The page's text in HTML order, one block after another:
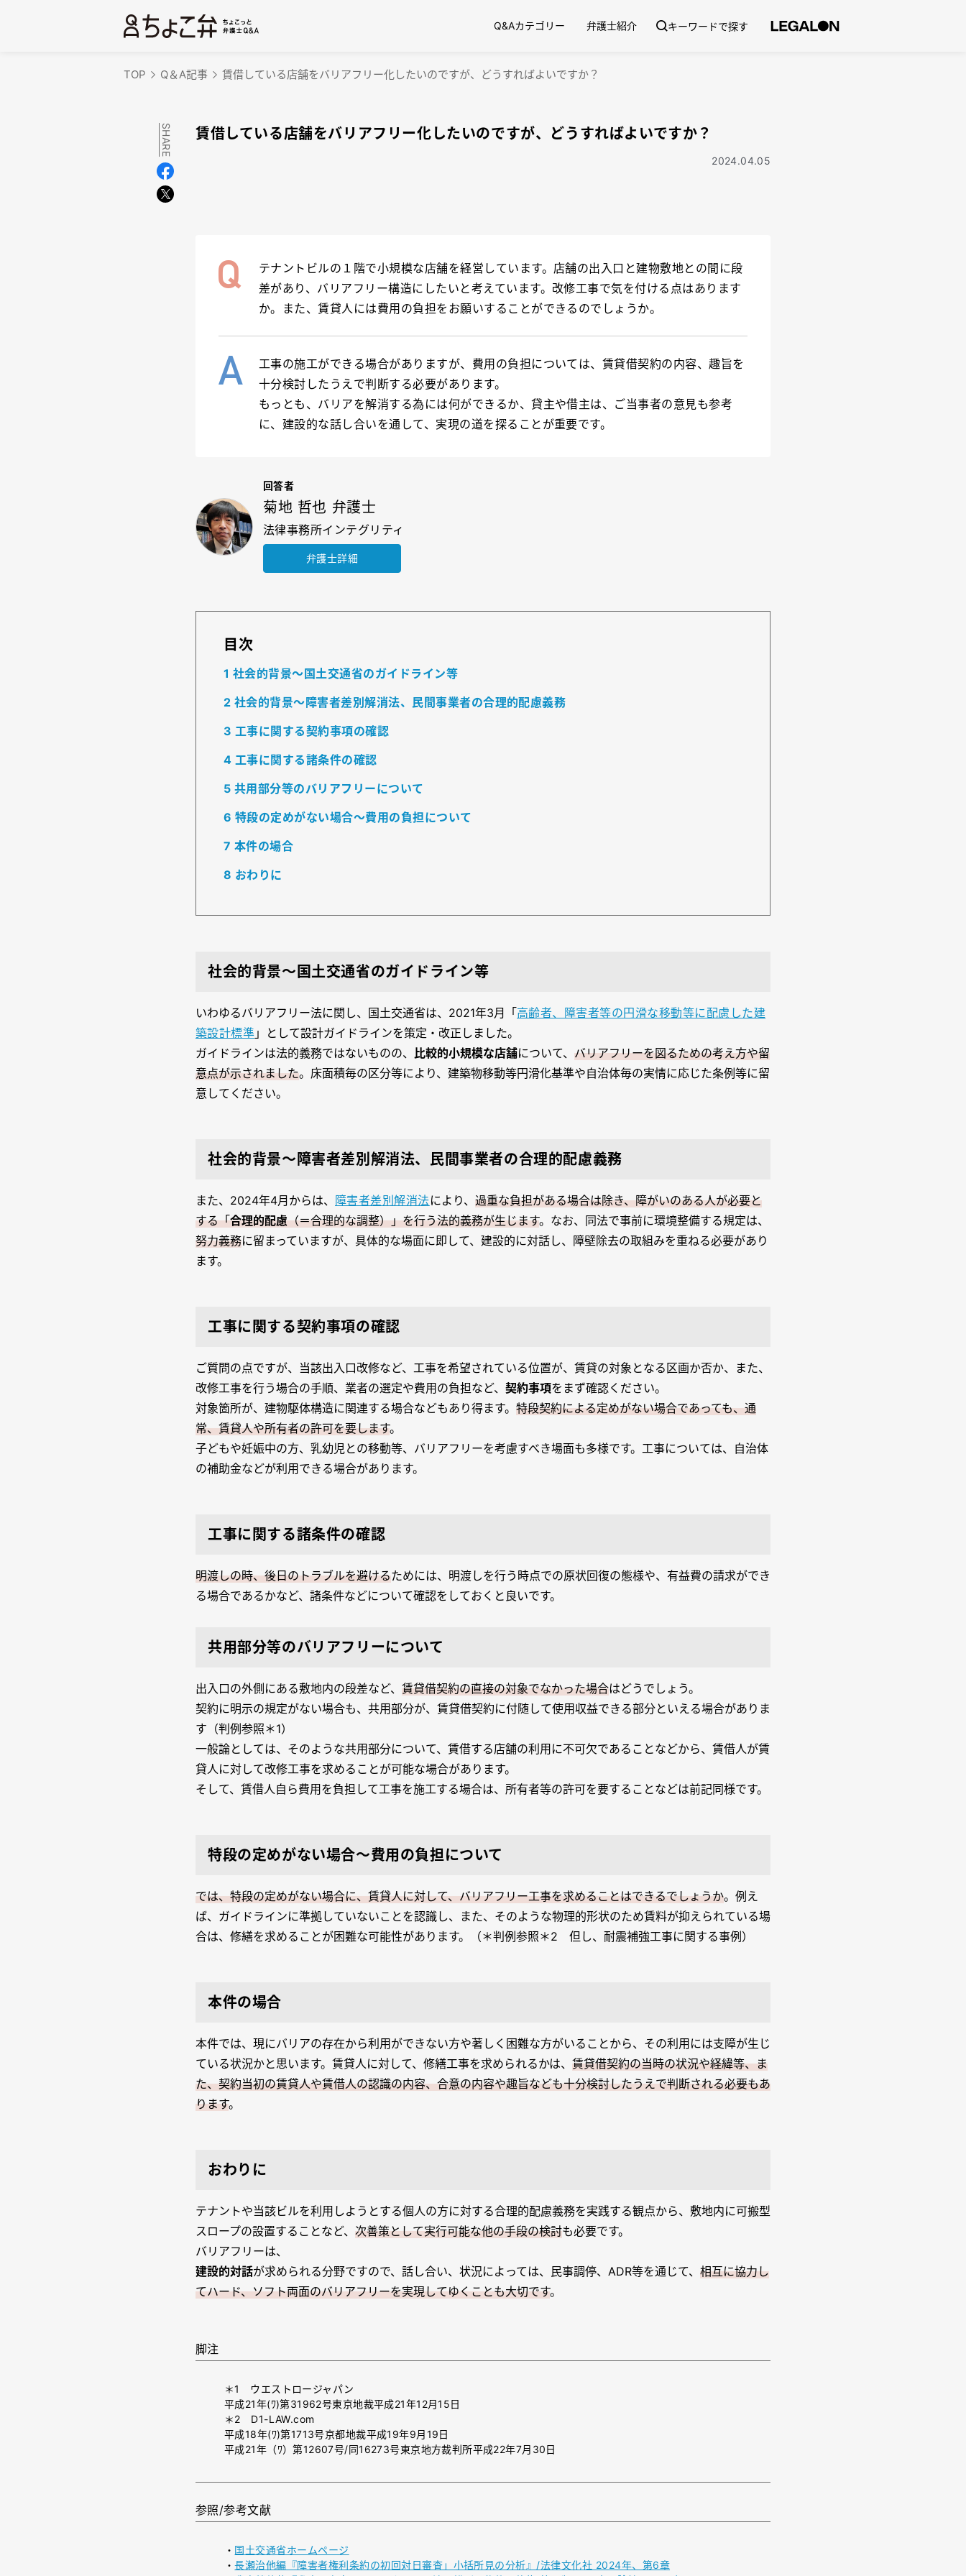
Q&Aカテゴリー 弁護士紹介 キーワードで探す
TOP Q＆A記事 賃借している店舗をバリアフリー化したいのですが、どうすればよいですか？
SHARE 賃借している店舗をバリアフリー化したいのですが、どうすればよいですか？
2024.04.05
テナントビルの１階で小規模な店舗を経営しています。店舗の出入口と建物敷地との間に段
差があり、バリアフリー構造にしたいと考えています。改修工事で気を付ける点はあります
か。また、賃貸人には費用の負担をお願いすることができるのでしょうか。
工事の施工ができる場合がありますが、費用の負担については、賃貸借契約の内容、趣旨を
十分検討したうえで判断する必要があります。
もっとも、バリアを解消する為には何ができるか、貸主や借主は、ご当事者の意見も参考
に、建設的な話し合いを通して、実現の道を探ることが重要です。
回答者
菊地 哲也 弁護士
法律事務所インテグリティ
弁護士詳細
目次
1 社会的背景～国土交通省のガイドライン等
2 社会的背景～障害者差別解消法、民間事業者の合理的配慮義務
3 工事に関する契約事項の確認
4 工事に関する諸条件の確認
5 共用部分等のバリアフリーについて
6 特段の定めがない場合～費用の負担について
7 本件の場合
8 おわりに
社会的背景～国土交通省のガイドライン等
いわゆるバリアフリー法に関し、国土交通省は、2021年3月「高齢者、障害者等の円滑な移動等に配慮した建
築設計標準 」として設計ガイドラインを策定・改正しました。
ガイドラインは法的義務ではないものの、 比較的小規模な店舗について、 バリアフリーを図るための考え方や留
意点が示されました。床面積毎の区分等により、建築物移動等円滑化基準や自治体毎の実情に応じた条例等に留
意してください。
社会的背景～障害者差別解消法、民間事業者の合理的配慮義務
また、2024年4月からは、 障害者差別解消法により、 過重な負担がある場合は除き、障がいのある人が必要と
する「合理的配慮（＝合理的な調整）」を行う法的義務が生じます。なお、同法で事前に環境整備する規定は、
努力義務に留まっていますが、具体的な場面に即して、建設的に対話し、障壁除去の取組みを重ねる必要があり
ます。
工事に関する契約事項の確認
ご質問の点ですが、当該出入口改修など、工事を希望されている位置が、賃貸の対象となる区画か否か、また、
改修工事を行う場合の手順、業者の選定や費用の負担など、 契約事項をまず確認ください。
対象箇所が、建物駆体構造に関連する場合などもあり得ます。 特段契約による定めがない場合であっても、通
常、賃貸人や所有者の許可を要します。
子どもや妊娠中の方、乳幼児との移動等、バリアフリーを考慮すべき場面も多様です。工事については、自治体
の補助金などが利用できる場合があります。
工事に関する諸条件の確認
明渡しの時、後日のトラブルを避けるためには、明渡しを行う時点での原状回復の態様や、有益費の請求ができ
る場合であるかなど、諸条件などについて確認をしておくと良いです。
共用部分等のバリアフリーについて
出入口の外側にある敷地内の段差など、 賃貸借契約の直接の対象でなかった場合はどうでしょう。
契約に明示の規定がない場合も、共用部分が、賃貸借契約に付随して使用収益できる部分といえる場合がありま
す（判例参照＊1）
一般論としては、そのような共用部分について、賃借する店舗の利用に不可欠であることなどから、賃借人が賃
貸人に対して改修工事を求めることが可能な場合があります。
そして、賃借人自ら費用を負担して工事を施工する場合は、所有者等の許可を要することなどは前記同様です。
特段の定めがない場合～費用の負担について
では、特段の定めがない場合に、賃貸人に対して、バリアフリー工事を求めることはできるでしょうか。例え
ば、ガイドラインに準拠していないことを認識し、また、そのような物理的形状のため賃料が抑えられている場
合は、修繕を求めることが困難な可能性があります。（＊判例参照＊2 但し、耐震補強工事に関する事例）
本件の場合
本件では、現にバリアの存在から利用ができない方や著しく困難な方がいることから、その利用には支障が生じ
ている状況かと思います。賃貸人に対して、修繕工事を求められるかは、 賃貸借契約の当時の状況や経緯等、ま
た、契約当初の賃貸人や賃借人の認識の内容、合意の内容や趣旨なども十分検討したうえで判断される必要もあ
ります。
おわりに
テナントや当該ビルを利用しようとする個人の方に対する合理的配慮義務を実践する観点から、敷地内に可搬型
スロープの設置することなど、 次善策として実行可能な他の手段の検討も必要です。
バリアフリーは、
建設的対話が求められる分野ですので、話し合い、状況によっては、民事調停、ADR等を通じて、 相互に協力し
てハード、ソフト両面のバリアフリーを実現してゆくことも大切です。
脚注
＊1 ウエストロージャパン
平成21年(ﾜ)第31962号東京地裁平成21年12月15日
＊2 D1-LAW.com
平成18年(ﾜ)第1713号京都地裁平成19年9月19日
平成21年（ﾜ）第12607号/同16273号東京地方裁判所平成22年7月30日
参照/参考文献
・ 国土交通省ホームページ
・長瀬治他編『障害者権利条約の初回対日審査」小括所見の分析』/法律文化社 2024年、第6章